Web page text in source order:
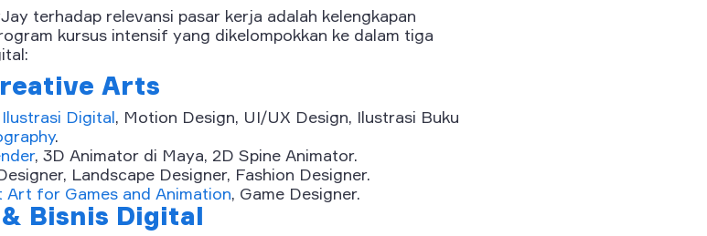
terhadap relevansi pasar kerja adalah kelengkapan
kursus intensif yang dikelompokkan ke dalam tiga
Arts
Ilustrasi Digital, Motion Design, UI/UX Design, Ilustrasi Buku
.
, 3D Animator di Maya, 2D Spine Animator.
Landscape Designer, Fashion Designer.
Art for Games and Animation, Game Designer.
Bisnis Digital